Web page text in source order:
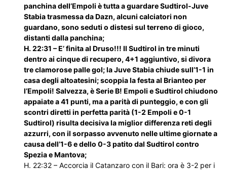
panchina dell’Empoli è tutta a guardare Sudtirol-Juve
Stabia trasmessa da Dazn, alcuni calciatori non
guardano, sono seduti o distesi sul terreno di gioco,
distanti dalla panchina;
H. 22:31 – E’ finita al Druso!!! Il Sudtirol in tre minuti
dentro ai cinque di recupero, 4+1 aggiuntivo, si divora
tre clamorose palle gol; la Juve Stabia chiude sull’1-1 in
casa degli altoatesini; scoppia la festa al Brianteo per
l’Empoli! Salvezza, è Serie B! Empoli e Sudtirol chiudono
appaiate a 41 punti, ma a parità di punteggio, e con gli
scontri diretti in perfetta parità (1-2 Empoli e 0-1
Sudtirol) risulta decisiva la miglior differenza reti degli
azzurri, con il sorpasso avvenuto nelle ultime giornate a
causa dell’1-6 e dello 0-3 patito dal Sudtirol contro
Spezia e Mantova;
H. 22:32 – Accorcia il Catanzaro con il Bari: ora è 3-2 per i